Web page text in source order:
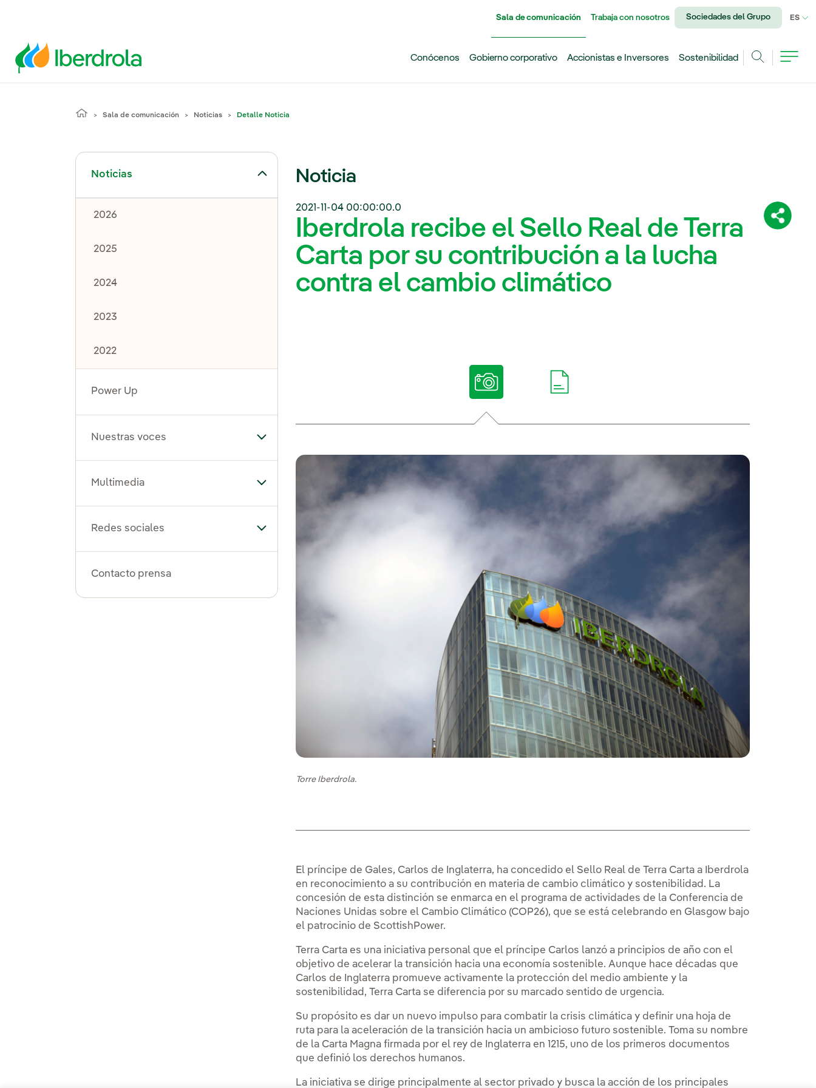
Sala de comunicación Trabaja con nosotros Sociedades del Grupo ES
Conócenos Gobierno corporativo Accionistas e Inversores
Sostenibilidad
Sala de comunicación Noticias Detalle Noticia
Noticias
Alternar el submenú para Noticias
2026
2025
2024
2023
2022
Power Up
Nuestras voces Alternar el submenú para Nuestras voces
Multimedia Alternar el submenú para Multimedia
Redes sociales Alternar el submenú para Redes sociales
Contacto prensa
Noticia
2021-11-04 00:00:00.0
Iberdrola recibe el Sello Real de Terra
Carta por su contribución a la lucha
contra el cambio climático
Torre Iberdrola.
El príncipe de Gales, Carlos de Inglaterra, ha concedido el Sello Real de Terra Carta a Iberdrola
en reconocimiento a su contribución en materia de cambio climático y sostenibilidad. La
concesión de esta distinción se enmarca en el programa de actividades de la Conferencia de
Naciones Unidas sobre el Cambio Climático (COP26), que se está celebrando en Glasgow bajo
el patrocinio de ScottishPower.
Terra Carta es una iniciativa personal que el príncipe Carlos lanzó a principios de año con el
objetivo de acelerar la transición hacia una economía sostenible. Aunque hace décadas que
Carlos de Inglaterra promueve activamente la protección del medio ambiente y la
sostenibilidad, Terra Carta se diferencia por su marcado sentido de urgencia.
Su propósito es dar un nuevo impulso para combatir la crisis climática y definir una hoja de
ruta para la aceleración de la transición hacia un ambicioso futuro sostenible. Toma su nombre
de la Carta Magna firmada por el rey de Inglaterra en 1215, uno de los primeros documentos
que definió los derechos humanos.
La iniciativa se dirige principalmente al sector privado y busca la acción de los principales